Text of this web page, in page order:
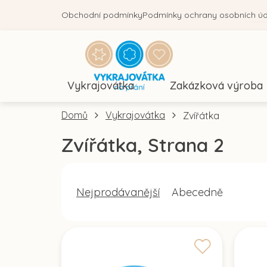
Obchodní podmínkyPodmínky ochrany osobních
Vykrajovátka Zakázková výroba
Domů Vykrajovátka Zvířátka
Zvířátka, Strana 2
a
Nejprodávanější Abecedně